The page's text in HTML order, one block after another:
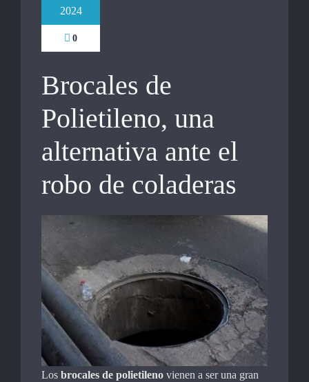
2024
0
Brocales de
Polietileno, una
alternativa ante el
robo de coladeras
Los brocales de polietileno vienen a ser una gran